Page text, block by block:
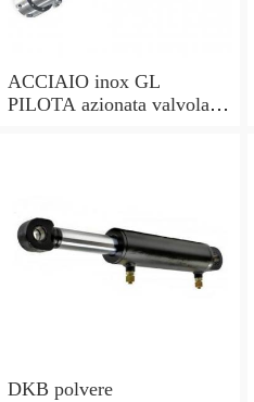
ACCIAIO inox GL
PILOTA azionata valvola di
DKB polvere